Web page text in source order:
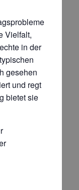
Vielfalt,
in der
gesehen
und regt
bietet sie